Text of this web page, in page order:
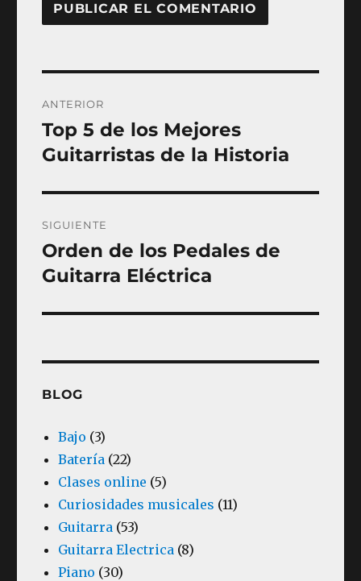
de
entradas
ANTERIOR
Entrada
anterior:
Top 5 de los Mejores
Guitarristas de la Historia
SIGUIENTE
Entrada
siguiente:
Orden de los Pedales de
Guitarra Eléctrica
BLOG
Bajo (3)
Batería (22)
Clases online (5)
Curiosidades musicales (11)
Guitarra (53)
Guitarra Electrica (8)
Piano (30)